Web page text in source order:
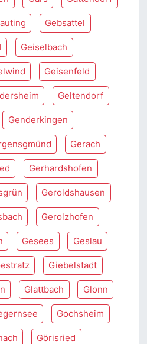
Gebsattel
Geiselbach
Geisenfeld
Geltendorf
Genderkingen
Gerach
Gerhardshofen
Geroldshausen
Gerolzhofen
Gesees Geslau
Giebelstadt
Glattbach Glonn
Gochsheim
Görisried